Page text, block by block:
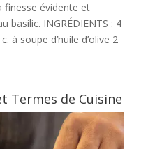
finesse évidente et
basilic. INGRÉDIENTS : 4
à soupe d’huile d’olive 2
Termes de Cuisine